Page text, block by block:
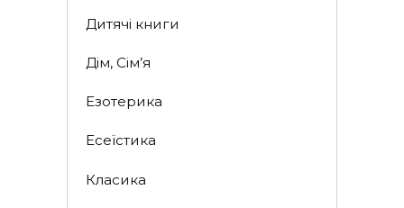
Дитячі книги
Дім, Сім’я
Езотерика
Есеїстика
Класика